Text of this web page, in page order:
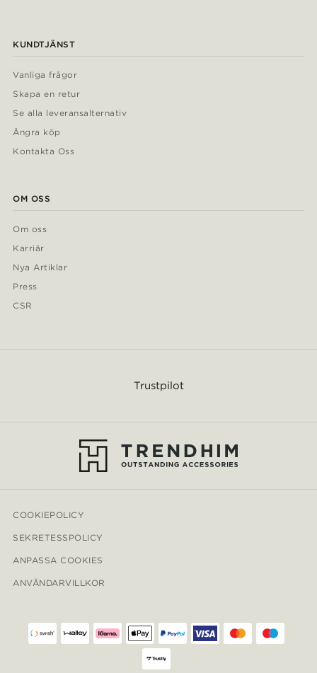
KUNDTJÄNST
Vanliga frågor
Skapa en retur
Se alla leveransalternativ
Ångra köp
Kontakta Oss
OM OSS
Om oss
Karriär
Nya Artiklar
Press
CSR
Trustpilot
COOKIEPOLICY
SEKRETESSPOLICY
ANPASSA COOKIES
ANVÄNDARVILLKOR